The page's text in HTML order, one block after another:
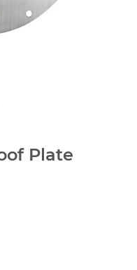
Plate